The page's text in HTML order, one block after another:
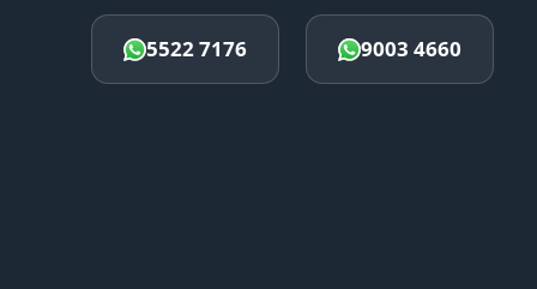
5522 7176 9003 4660